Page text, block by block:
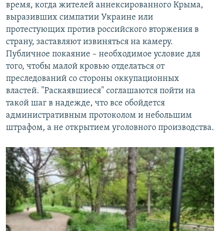
время, когда жителей аннексированного Крыма,
выразивших симпатии Украине или
протестующих против российского вторжения в
страну, заставляют извиняться на камеру.
Публичное покаяние – необходимое условие для
того, чтобы малой кровью отделаться от
преследований со стороны оккупационных
властей. "Раскаявшиеся" соглашаются пойти на
такой шаг в надежде, что все обойдется
административным протоколом и небольшим
штрафом, а не открытием уголовного производства.